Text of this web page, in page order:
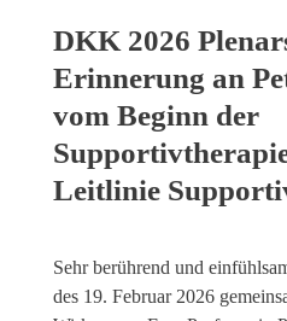
DKK 2026
Erinnerung an
vom Beginn der
Leitlinie
Sehr berührend und
des 19. Februar 2026